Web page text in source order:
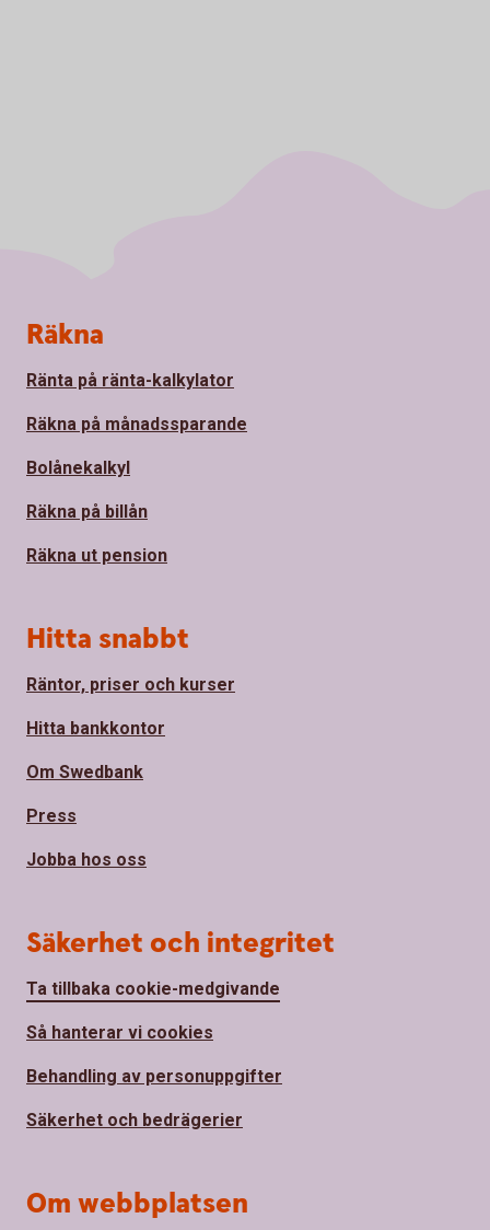
Sidfot
Räkna
Ränta på ränta-kalkylator
Räkna på månadssparande
Bolånekalkyl
Räkna på billån
Räkna ut pension
Hitta snabbt
Räntor, priser och kurser
Hitta bankkontor
Om Swedbank
Press
Jobba hos oss
Säkerhet och integritet
Ta tillbaka cookie-medgivande
Så hanterar vi cookies
Behandling av personuppgifter
Säkerhet och bedrägerier
Om webbplatsen